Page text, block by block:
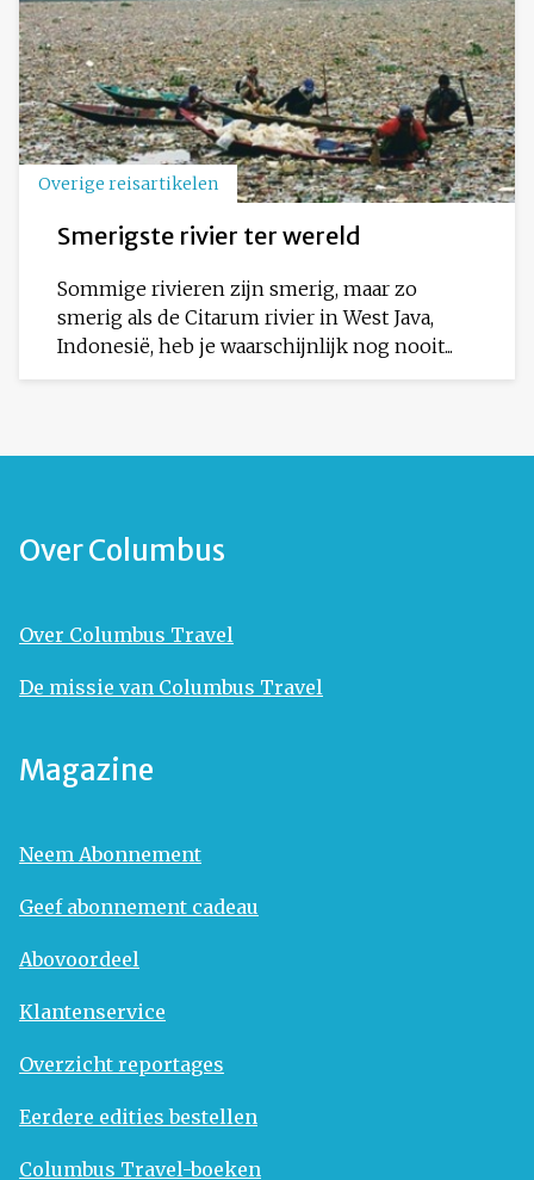
Overige reisartikelen
Smerigste rivier ter wereld
Sommige rivieren zijn smerig, maar zo
smerig als de Citarum rivier in West Java,
Indonesië, heb je waarschijnlijk nog nooit...
Over Columbus
Over Columbus Travel
De missie van Columbus Travel
Magazine
Neem Abonnement
Geef abonnement cadeau
Abovoordeel
Klantenservice
Overzicht reportages
Eerdere edities bestellen
Columbus Travel-boeken